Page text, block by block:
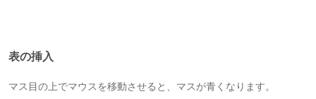
表の挿入
マス目の上でマウスを移動させると、マスが青くなります。